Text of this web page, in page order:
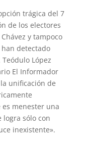
trágica del 7
de los electores
y tampoco
han detectado
López
El Informador
unificación de
menester una
logra sólo con
inexistente».